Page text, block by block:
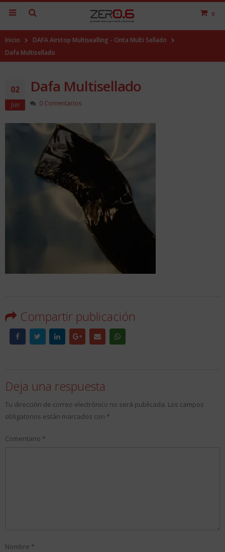
0
Inicio
DAFA Airstop Multisealling - Cinta Multi Sellado
Dafa Multisellado
02
Jun
Dafa Multisellado
0 Comentarios
Compartir publicación
Deja una respuesta
Tu dirección de correo electrónico no será publicada. Los campos
obligatorios están marcados con *
Comentario *
Nombre *